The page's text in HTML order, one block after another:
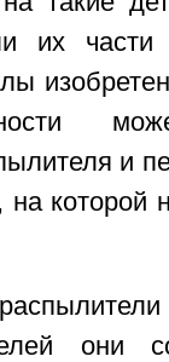
их части
и
на которой
они